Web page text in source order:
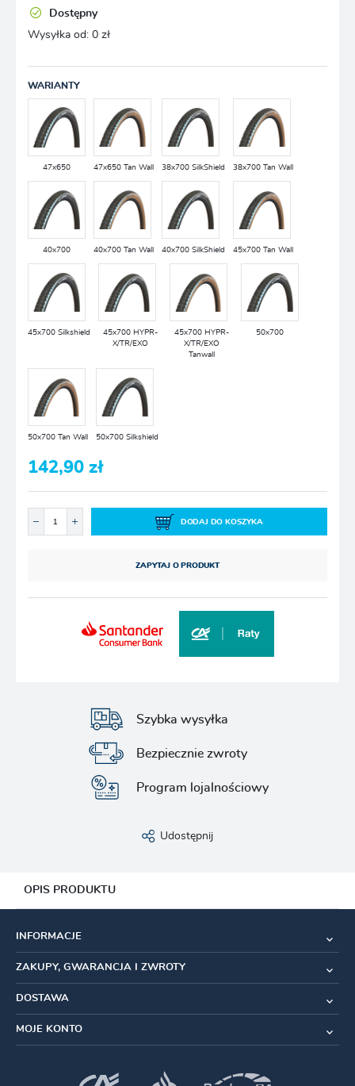
Dostępny
Wysyłka od: 0 zł
WARIANTY
47x650 47x650 Tan Wall 38x700 SilkShield 38x700 Tan Wall
40x700 40x700 Tan Wall 40x700 SilkShield 45x700 Tan Wall
45x700 Silkshield
45x700 HYPR-
X/TR/EXO
45x700 HYPR-
X/TR/EXO
Tanwall
50x700
50x700 Tan Wall 50x700 Silkshield
142,90 zł
DODAJ DO KOSZYKA
ZAPYTAJ O PRODUKT
Szybka wysyłka
Bezpiecznie zwroty
Program lojalnościowy
Udostępnij
OPIS PRODUKTU
Specyfikacja:
Model: Rambler
Wersja:
Przeznaczenie
INFORMACJE
ZAKUPY, GWARANCJA I ZWROTY
DOSTAWA
MOJE KONTO